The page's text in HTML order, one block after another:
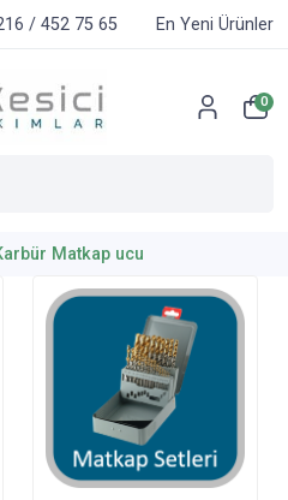
/ 452 75 65 En Yeni Ürünler
0
Matkap ucu